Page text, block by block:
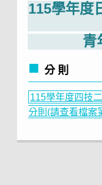
115學年度
青
分 則
115學年度四技
分則(請查看檔案